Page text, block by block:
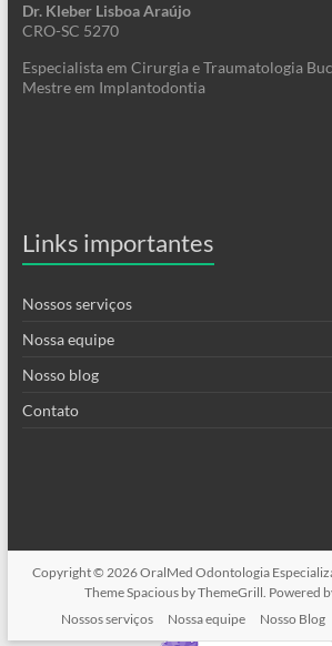
Dr. Kleber Lisboa Araújo
CRO-SC 5270
Especialista em Cirurgia e Traumatologia
Mestre em Implantodontia
Links importantes
Nossos serviços
Nossa equipe
Nosso blog
Contato
Copyright © 2026OralMed Odontologia
ThemeSpacious by ThemeGrill. Powered
Nossos serviços
Nossa equipe Nosso Blog